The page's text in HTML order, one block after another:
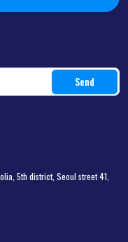
5th district, Seoul street 41,